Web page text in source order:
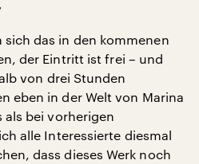
das in den kommenen
der Eintritt ist frei – und
von drei Stunden
eben in der Welt von Marina
als bei vorherigen
alle Interessierte diesmal
dass dieses Werk noch